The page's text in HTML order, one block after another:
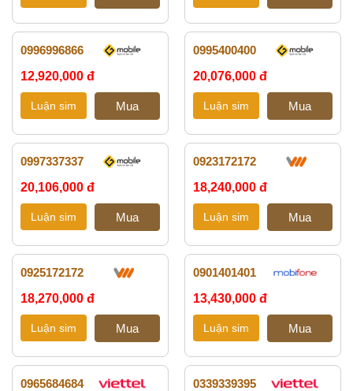
0996996866
12,920,000 đ
0995400400
20,076,000 đ
0997337337
20,106,000 đ
0923172172
18,240,000 đ
0925172172
18,270,000 đ
0901401401
13,430,000 đ
0965684684
0339339395